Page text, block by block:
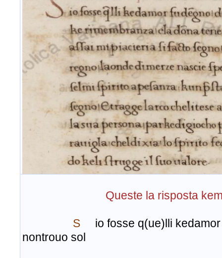
Queste la risposta
S io fosse q(ue)lli kedamor
nontrouo sol